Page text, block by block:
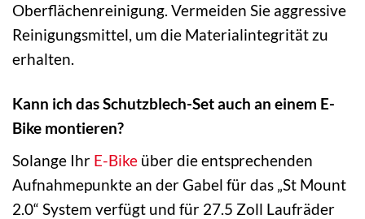
Oberflächenreinigung. Vermeiden Sie aggressive
Reinigungsmittel, um die Materialintegrität zu
erhalten.
Kann ich das Schutzblech-Set auch an einem E-
Bike montieren?
Solange Ihr E-Bike über die entsprechenden
Aufnahmepunkte an der Gabel für das „St Mount
2.0“ System verfügt und für 27.5 Zoll Laufräder